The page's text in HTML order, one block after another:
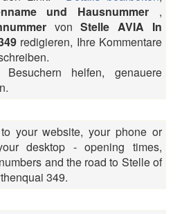
und Hausnummer ,
vonStelle AVIA In
redigieren, Ihre Kommentare
helfen, genauere
your website, your phone or
desktop - opening times,
and the road to Stelle of
349.